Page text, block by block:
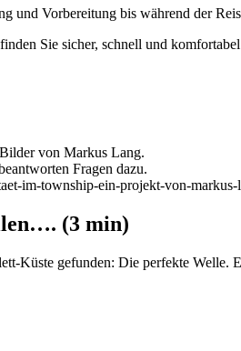
und Vorbereitung bis während der
Sie sicher, schnell und
von Markus Lang.
Fragen dazu.
im-township-ein-projekt-von-markus-
(3 min)
Küste gefunden: Die perfekte